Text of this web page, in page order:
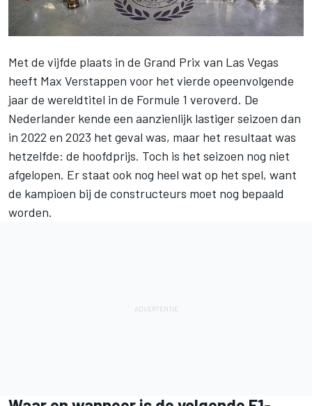
Met de vijfde plaats in de Grand Prix van Las Vegas
heeft Max Verstappen voor het vierde opeenvolgende
jaar de wereldtitel in de Formule 1 veroverd. De
Nederlander kende een aanzienlijk lastiger seizoen dan
in 2022 en 2023 het geval was, maar het resultaat was
hetzelfde: de hoofdprijs. Toch is het seizoen nog niet
afgelopen. Er staat ook nog heel wat op het spel, want
de kampioen bij de constructeurs moet nog bepaald
worden.